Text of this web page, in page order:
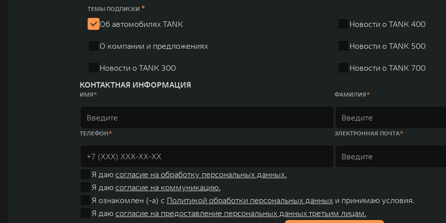
юаней (1,6 трлн рублей). С 1998 года Great Wall Motor занимает первое место по объёмам продаж пикапов в
систему исследований и разработок, включая центры в России, Китае, Японии, США, Германии, Индии, Австрии и
ТЕМЫ ПОДПИСКИ *
Об автомобилях TANK
О компании и предложениях
Новости о TANK 300
Новости о TANK 400
Новости о TANK 500
Новости о TANK 700
КОНТАКТНАЯ ИНФОРМАЦИЯ
ИМЯ ФАМИЛИЯ
ТЕЛЕФОН ЭЛЕКТРОННАЯ ПОЧТА
Я даю согласие на обработку персональных данных.
Я даю согласие на коммуникацию.
Я ознакомлен (-а) с Политикой обработки персональных данных и принимаю условия.
Я даю согласие на предоставление персональных данных третьим лицам.